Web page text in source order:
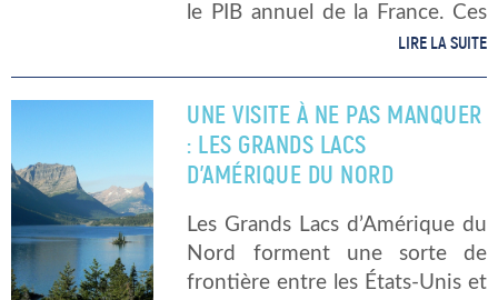
le PIB annuel de la France. Ces
deux chiffres sont la claire
économique formidable que
constituent les océans.
Néanmoins, cette richesse […]
LIRE LA SUITE
UNE VISITE À NE PAS MANQUER
: LES GRANDS LACS
D’AMÉRIQUE DU NORD
Les Grands Lacs d’Amérique du
Nord forment une sorte de
frontière entre les États-Unis et